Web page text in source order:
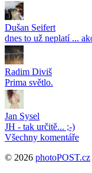
Dušan Seifert
dnes to už neplatí ...
Radim Diviš
Prima světlo.
Jan Sysel
JH - tak určitě... ;-)
Všechny komentáře
© 2026 photoPOST.cz